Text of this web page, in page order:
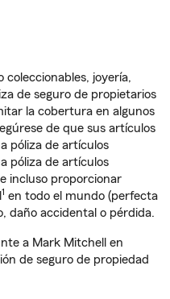
joyería,
de seguro de propietarios
la cobertura en algunos
de que sus artículos
póliza de artículos
póliza de artículos
incluso proporcionar
1 en todo el mundo (perfecta
daño accidental o pérdida.
a Mark Mitchell en
de seguro de propiedad